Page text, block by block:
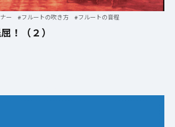
ー #フルートの吹き方 #フルートの音程
！（２）